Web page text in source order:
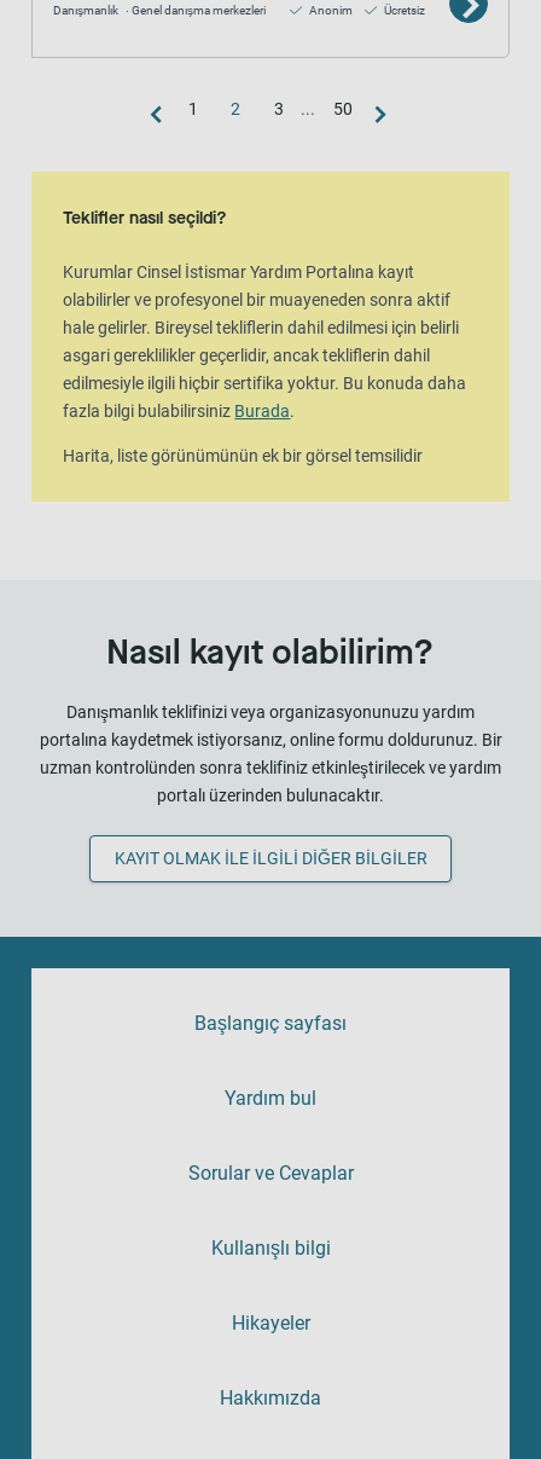
Danışmanlık Genel danışma merkezleri Anonim Ücretsiz
1 2 3 ... 50
Harita görünümü
Teklifler nasıl seçildi?
Kurumlar Cinsel İstismar Yardım Portalına kayıt
olabilirler ve profesyonel bir muayeneden sonra aktif
hale gelirler. Bireysel tekliflerin dahil edilmesi için belirli
asgari gereklilikler geçerlidir, ancak tekliflerin dahil
edilmesiyle ilgili hiçbir sertifika yoktur. Bu konuda daha
fazla bilgi bulabilirsiniz Burada.
Harita, liste görünümünün ek bir görsel temsilidir
Nasıl kayıt olabilirim?
Danışmanlık teklifinizi veya organizasyonunuzu yardım
portalına kaydetmek istiyorsanız, online formu doldurunuz. Bir
uzman kontrolünden sonra teklifiniz etkinleştirilecek ve yardım
portalı üzerinden bulunacaktır.
KAYIT OLMAK ILE ILGILI DIĞER BILGILER
Başlangıç sayfası
Yardım bul
Sorular ve Cevaplar
Kullanışlı bilgi
Hikayeler
Hakkımızda